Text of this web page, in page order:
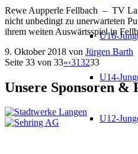
U16-
U14-
U12-
Rewe Aupperle Fellbach – TV
nicht unbedingt zu unerwarteten
ihrem weiten Auswärtsspiel in
9. Oktober 2018 von Jürgen Barth
Seite 33 von 33«‹313233
Unsere Sponsoren &